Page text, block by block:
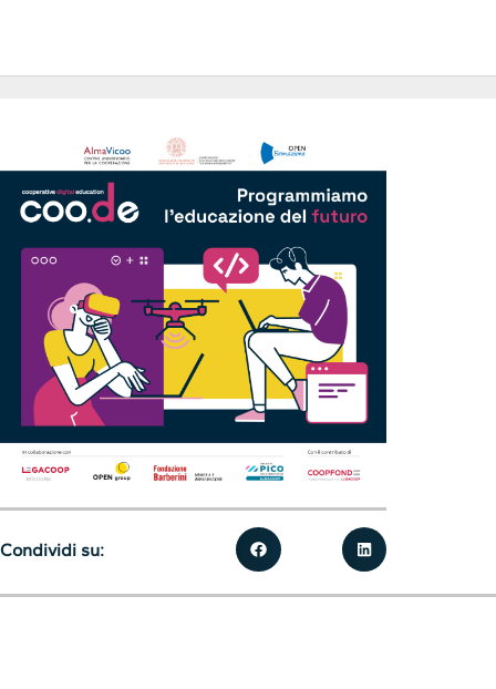
Condividi su: